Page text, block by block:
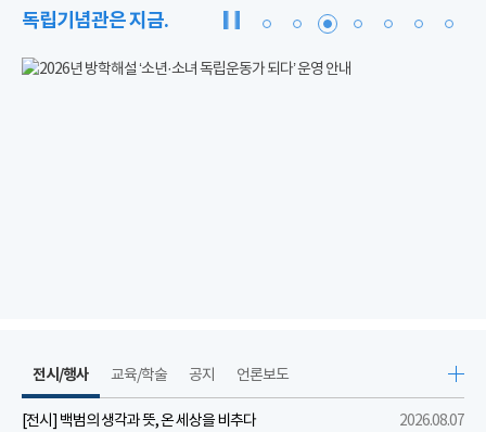
독립기념관은 지금.
전시/행사
[전시] 백범의 생각과 뜻, 온 세상을 비추다
2026.08.07
교육/학술 공지 언론보도